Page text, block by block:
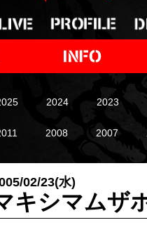
2024 2023
2008 2007
02/23(水)
キシマムザ